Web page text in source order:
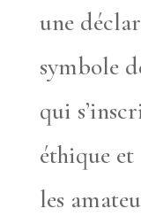
une
symbole
qui
éthique
les